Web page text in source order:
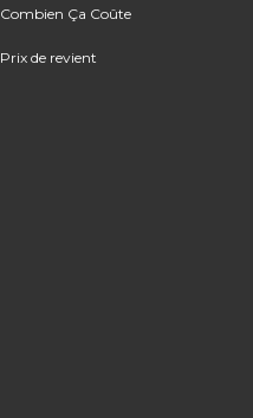
Combien Ça Coûte
Prix de revient